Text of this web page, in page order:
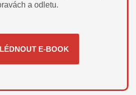
a odletu.
E-BOOK